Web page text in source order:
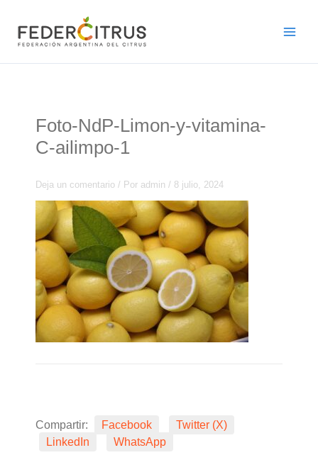
contenido
Foto-NdP-Limon-y-vitamina-
C-ailimpo-1
Deja un comentario / Por admin/ 8 julio, 2024
Compartir: Facebook
Twitter (X)
LinkedIn
WhatsApp